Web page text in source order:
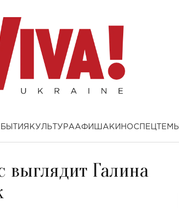
КУЛЬТУРААФИША КИНОСПЕЦТЕМЫ
выглядит Галина